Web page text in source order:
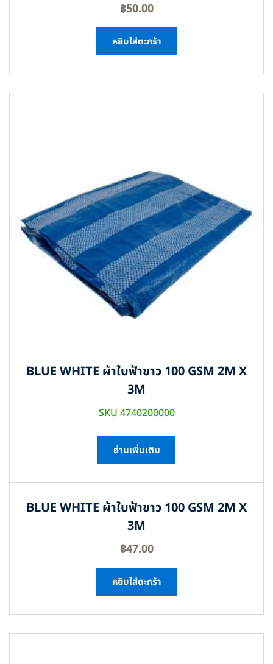
฿50.00
หยิบใส่ตะกร้า
BLUE WHITE ผ้าใบฟ้าขาว 100 GSM 2M X
3M
SKU 4740200000
อ่านเพิ่มเติม
BLUE WHITE ผ้าใบฟ้าขาว 100 GSM 2M X
3M
฿47.00
หยิบใส่ตะกร้า